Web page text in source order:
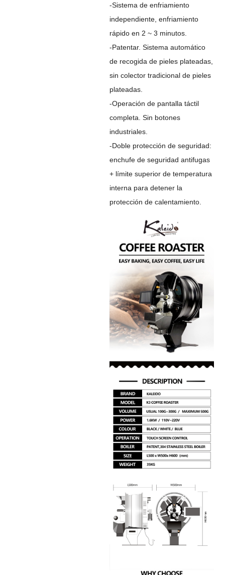
-Sistema de enfriamiento
independiente, enfriamiento
rápido en 2 ~ 3 minutos.
-Patentar. Sistema automático
de recogida de pieles plateadas,
sin colector tradicional de pieles
plateadas.
-Operación de pantalla táctil
completa. Sin botones
industriales.
-Doble protección de seguridad:
enchufe de seguridad antifugas
+ límite superior de temperatura
interna para detener la
protección de calentamiento.